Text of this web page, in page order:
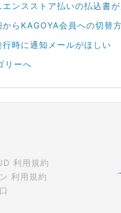
エンスストア払いの払込書
からKAGOYA会員への切替
行時に通知メールがほしい
リーへ
利用規約
利用規約